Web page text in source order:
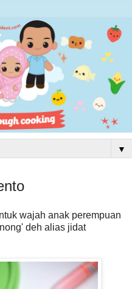
▼
wajah anak perempuan
deh alias jidat